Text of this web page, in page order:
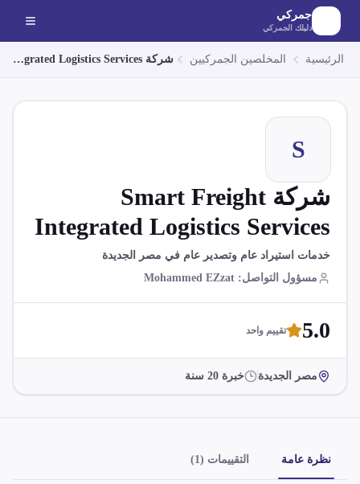
الانتقال إلى المحتوى الرئيسي
جمركي
دليلك الجمركي
الرئيسية المخلصين الجمركيين شركة Smart Freight Integrated Logistics Services
S
شركة Smart Freight
Integrated Logistics Services
خدمات استيراد عام وتصدير عام في مصر الجديدة
مسؤول التواصل:
Mohammed EZzat
5.0 تقييم واحد
مصر الجديدة خبرة 20 سنة
نظرة عامة التقييمات (1)